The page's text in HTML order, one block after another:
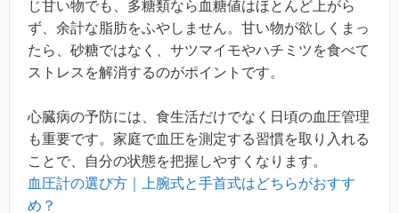
じ甘い物でも、多糖類なら血糖値はほとんど上がら
ず、余計な脂肪をふやしません。甘い物が欲しくまっ
たら、砂糖ではなく、サツマイモやハチミツを食べて
ストレスを解消するのがポイントです。
心臓病の予防には、食生活だけでなく日頃の血圧管理
も重要です。家庭で血圧を測定する習慣を取り入れる
ことで、自分の状態を把握しやすくなります。
血圧計の選び方｜上腕式と手首式はどちらがおすす
め？